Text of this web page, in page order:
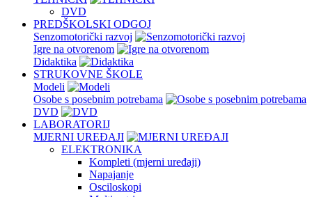
DVD
PREDŠKOLSKI ODGOJ
Senzomotorički razvoj
Igre na otvorenom
Didaktika
STRUKOVNE ŠKOLE
Modeli
Osobe s posebnim potrebama
DVD
LABORATORIJ
MJERNI UREĐAJI
ELEKTRONIKA
Kompleti (mjerni uređaji)
Napajanje
Osciloskopi